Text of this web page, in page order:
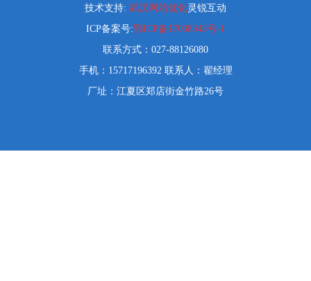
技术支持: 武汉网站优化灵锐互动
ICP备案号:鄂ICP备17008343号-1
联系方式：027-88126080
手机：15717196392 联系人：翟经理
厂址：江夏区郑店街金竹路26号